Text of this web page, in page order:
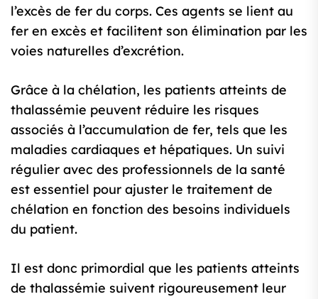
l’excès de fer du corps. Ces agents se lient au
fer en excès et facilitent son élimination par les
voies naturelles d’excrétion.
Grâce à la chélation, les patients atteints de
thalassémie peuvent réduire les risques
associés à l’accumulation de fer, tels que les
maladies cardiaques et hépatiques. Un suivi
régulier avec des professionnels de la santé
est essentiel pour ajuster le traitement de
chélation en fonction des besoins individuels
du patient.
Il est donc primordial que les patients atteints
de thalassémie suivent rigoureusement leur